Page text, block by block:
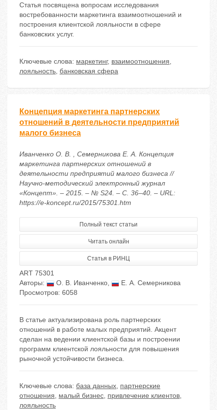
Статья посвящена вопросам исследования
востребованности маркетинга взаимоотношений и
построения клиентской лояльности в сфере
банковских услуг.
Ключевые слова: маркетинг, взаимоотношения,
лояльность, банковская сфера
Концепция маркетинга партнерских
отношений в деятельности предприятий
малого бизнеса
Иванченко О. В. , Семерникова Е. А. Концепция
маркетинга партнерских отношений в
деятельности предприятий малого бизнеса //
Научно-методический электронный журнал
«Концепт». – 2015. – № S24. – С. 36–40. – URL:
https://e-koncept.ru/2015/75301.htm
Полный текст статьи
Читать онлайн
Статья в РИНЦ
ART 75301
Авторы:
О. В. Иванченко,
Е. А. Семерникова
Просмотров: 6058
В статье актуализирована роль партнерских
отношений в работе малых предприятий. Акцент
сделан на ведении клиентской базы и построении
программ клиентской лояльности для повышения
рыночной устойчивости бизнеса.
Ключевые слова: база данных, партнерские
отношения, малый бизнес, привлечение клиентов,
лояльность